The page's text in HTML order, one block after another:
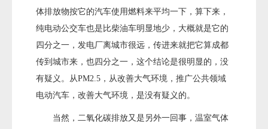
体排放物按它的汽车使用燃料来平均一下，算下来，
纯电动公交车也是比柴油车明显地少，大概就是它的
四分之一，发电厂离城市很远，传进来就把它算成都
传到城市来，也四分之一，这个结论是很明显的，没
有疑义。从PM2.5，从改善大气环境，推广公共领域
电动汽车，改善大气环境，是没有疑义的。
当然，二氧化碳排放又是另外一回事，温室气体